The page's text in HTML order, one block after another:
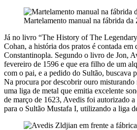
Martelamento manual na fábrida da
Já no livro “The History of The
Cohan, a história dos pratos é contada em
Constantinopla. Segundo o livro de Jon,
fevereiro de 1596 e que era filho de um
com o pai, e a pedido do Sultão, buscava
Na procura por descobrir ouro misturando
uma liga de metal que emitia excelente
de março de 1623, Avedis foi autorizado
para o Sultão Mustafa I, utilizando a liga